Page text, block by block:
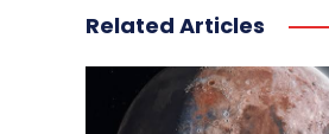
Related Articles